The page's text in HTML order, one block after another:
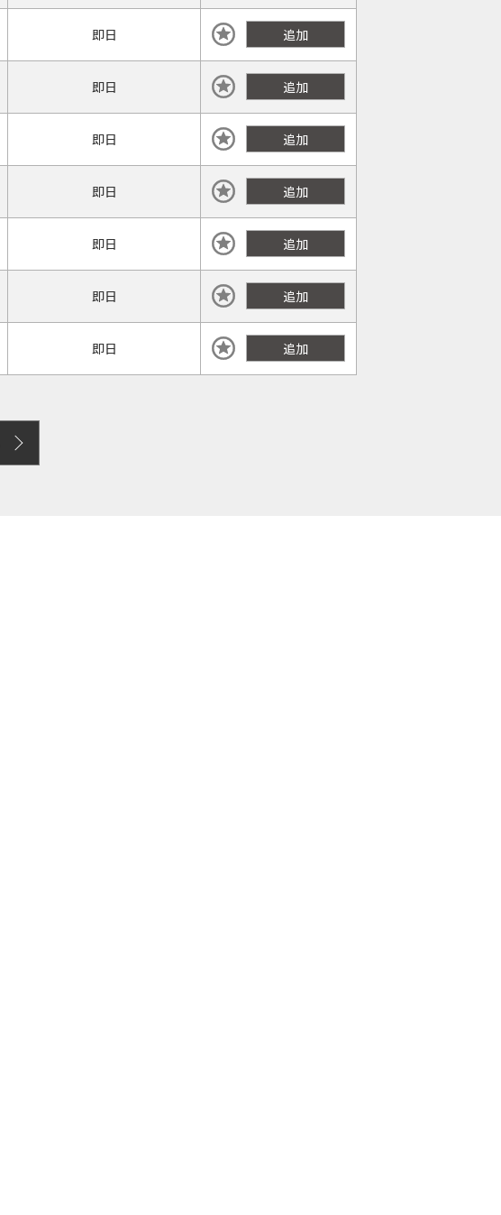
即日 追加
即日 追加
即日 追加
即日 追加
即日 追加
即日 追加
即日 追加